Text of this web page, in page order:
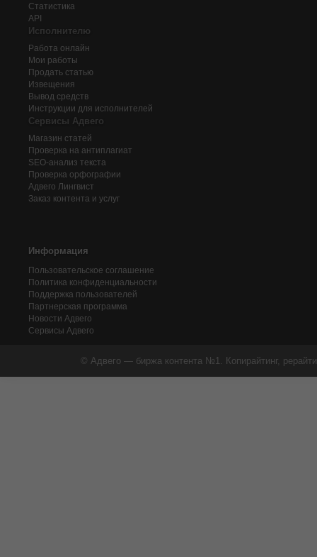
Статистика
API
Исполнителю
Работа онлайн
Мои работы
Продать статью
Извещения
Вывод средств
Инструкции для исполнителей
Сервисы Адвего
Магазин статей
Проверка на антиплагиат
SEO-анализ текста
Проверка орфографии
Адвего Лингвист
Заказ контента и услуг
Информация
Пользовательское соглашение
Политика конфиденциальности
Поддержка пользователей
Партнерская программа
Новости Адвего
Сервисы Адвего
© Адвего — биржа контента №1. Копирайтинг,